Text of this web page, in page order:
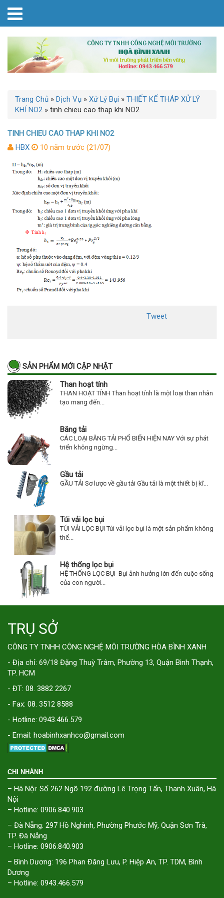
Trang Chủ » Dịch Vụ » Xử Lý Bụi » THIẾT KẾ THÁP XỬ LÝ
KHÍ NO2 » tinh chieu cao thap khi NO2
TINH CHIEU CAO THAP KHI NO2
HBX
10 năm trước (21/07)
Tweet
SẢN PHẨM MỚI CẬP NHẬT
Than hoạt tính
THAN HOẠT TÍNH Than hoạt tính là một loại than nhân
tạo mang đến...
Băng tải
CÁC LOẠI BĂNG TẢI PHỔ BIẾN HIỆN NAY Với sự phát
triển không ngừng...
Gầu tải
GẦU TẢI Sơ lược về gầu tải Gầu tải là một thiết bị kĩ...
Túi vải lọc bụi
TÚI VẢI LỌC BỤI Túi vải lọc bụi là một sản phẩm không
thể...
Hệ thống lọc bụi
HỆ THỐNG LỌC BỤI Bụi ảnh hưởng lớn đến cuộc sống
của con người...
TRỤ SỞ
CÔNG TY TNHH CÔNG NGHỆ MÔI TRƯỜNG HÒA BÌNH XANH
- Địa chỉ: 69/18 Đặng Thuỳ Trâm, Phường 13, Quận Bình Thạnh,
TP. HCM
- ĐT: 08. 3882 2267
- Fax: 08. 3512 8588
- Hotline: 0943.466.579
- Email: hoabinhxanhco@gmail.com
CHI NHÁNH
– Hà Nội: Số 262 Ngõ 192 đường Lê Trọng Tấn, Thanh Xuân, Hà
Nội
– Hotline: 0906.840.903
– Đà Nẵng: 297 Hồ Nghinh, Phường Phước Mỹ, Quận Sơn Trà,
TP. Đà Nẵng
– Hotline: 0906.840.903
– Bình Dương: 196 Phan Đăng Lưu, P. Hiệp An, TP. TDM, Bình
Dương
– Hotline: 0943.466.579